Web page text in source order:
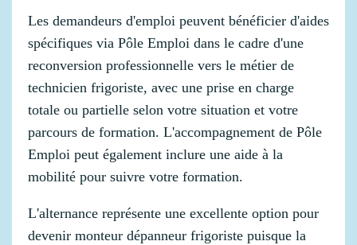
Les demandeurs d'emploi peuvent bénéficier d'aides
spécifiques via Pôle Emploi dans le cadre d'une
reconversion professionnelle vers le métier de
technicien frigoriste, avec une prise en charge
totale ou partielle selon votre situation et votre
parcours de formation. L'accompagnement de Pôle
Emploi peut également inclure une aide à la
mobilité pour suivre votre formation.
L'alternance représente une excellente option pour
devenir monteur dépanneur frigoriste puisque la